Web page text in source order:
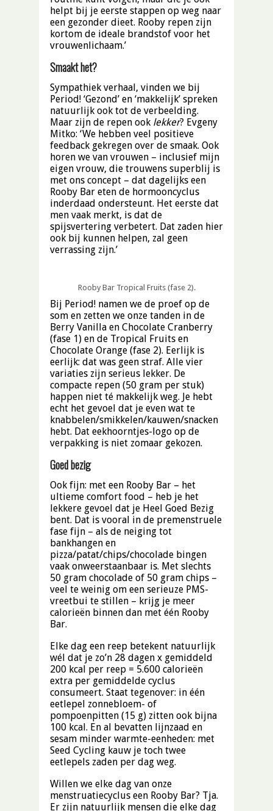
helpt bij je eerste stappen op weg naar
een gezonder dieet. Rooby repen zijn
kortom de ideale brandstof voor het
vrouwenlichaam.’
Smaakt het?
Sympathiek verhaal, vinden we bij
Period! ‘Gezond’ en ‘makkelijk’ spreken
natuurlijk ook tot de verbeelding.
Maar zijn de repen ook lekker? Evgeny
Mitko: ‘We hebben veel positieve
feedback gekregen over de smaak. Ook
horen we van vrouwen – inclusief mijn
eigen vrouw, die trouwens superblij is
met ons concept – dat dagelijks een
Rooby Bar eten de hormooncyclus
inderdaad ondersteunt. Het eerste dat
men vaak merkt, is dat de
spijsvertering verbetert. Dat zaden hier
ook bij kunnen helpen, zal geen
verrassing zijn.’
Rooby Bar Tropical Fruits (fase 2).
Bij Period! namen we de proef op de
som en zetten we onze tanden in de
Berry Vanilla en Chocolate Cranberry
(fase 1) en de Tropical Fruits en
Chocolate Orange (fase 2). Eerlijk is
eerlijk: dat was geen straf. Alle vier
variaties zijn serieus lekker. De
compacte repen (50 gram per stuk)
happen niet té makkelijk weg. Je hebt
echt het gevoel dat je even wat te
knabbelen/smikkelen/kauwen/snacken
hebt. Dat eekhoorntjes-logo op de
verpakking is niet zomaar gekozen.
Goed bezig
Ook fijn: met een Rooby Bar – het
ultieme comfort food – heb je het
lekkere gevoel dat je Heel Goed Bezig
bent. Dat is vooral in de premenstruele
fase fijn – als de neiging tot
bankhangen en
pizza/patat/chips/chocolade bingen
vaak onweerstaanbaar is. Met slechts
50 gram chocolade of 50 gram chips –
veel te weinig om een serieuze PMS-
vreetbui te stillen – krijg je meer
calorieën binnen dan met één Rooby
Bar.
Elke dag een reep betekent natuurlijk
wél dat je zo’n 28 dagen x gemiddeld
200 kcal per reep = 5.600 calorieën
extra per gemiddelde cyclus
consumeert. Staat tegenover: in één
eetlepel zonnebloem- of
pompoenpitten (15 g) zitten ook bijna
100 kcal. En al bevatten lijnzaad en
sesam minder warmte-eenheden: met
Seed Cycling kauw je toch twee
eetlepels zaden per dag weg.
Willen we elke dag van onze
menstruatiecyclus een Rooby Bar? Tja.
Er zijn natuurlijk mensen die elke dag